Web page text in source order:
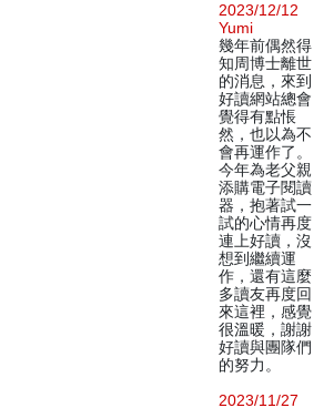
2023/12/12
Yumi
幾年前偶然得
知周博士離世
的消息，來到
好讀網站總會
覺得有點悵
然，也以為不
會再運作了。
今年為老父親
添購電子閱讀
器，抱著試一
試的心情再度
連上好讀，沒
想到繼續運
作，還有這麼
多讀友再度回
來這裡，感覺
很溫暖，謝謝
好讀與團隊們
的努力。
2023/11/27